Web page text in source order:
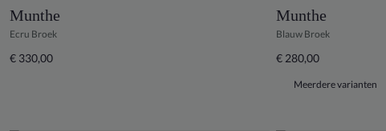
Munthe
Ecru Broek
€ 330,00
Munthe
Blauw Broek
€ 280,00
Meerdere varianten